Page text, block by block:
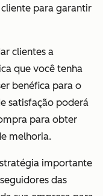
para garantir
clientes a
que você tenha
benéfica para o
satisfação poderá
para obter
melhoria.
importante
das